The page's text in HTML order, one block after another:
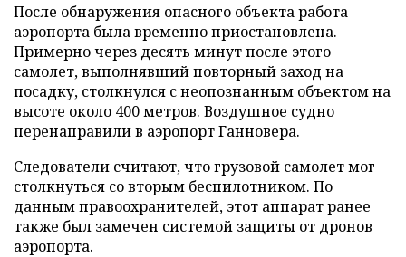
После обнаружения опасного объекта работа
аэропорта была временно приостановлена.
Примерно через десять минут после этого
самолет, выполнявший повторный заход на
посадку, столкнулся с неопознанным объектом на
высоте около 400 метров. Воздушное судно
перенаправили в аэропорт Ганновера.
Следователи считают, что грузовой самолет мог
столкнуться со вторым беспилотником. По
данным правоохранителей, этот аппарат ранее
также был замечен системой защиты от дронов
аэропорта.